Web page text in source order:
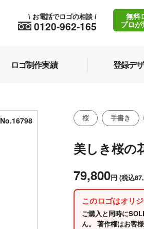
0120-962-165
\ お電話でロゴの相談 /
無料
プロ
ロゴ制作実績 登録デ
No.16798 桜 手書き
美しき桜の
79,800円 (税込
このロゴはオリ
ご購入と同時に
ん。 著作権はお客